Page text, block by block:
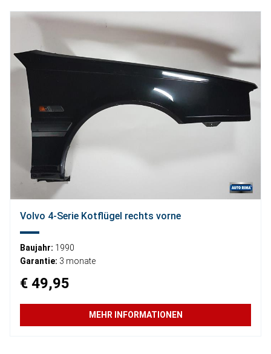
Volvo 4-Serie Kotflügel rechts vorne
Baujahr: 1990
Garantie: 3 monate
€ 49,95
MEHR INFORMATIONEN